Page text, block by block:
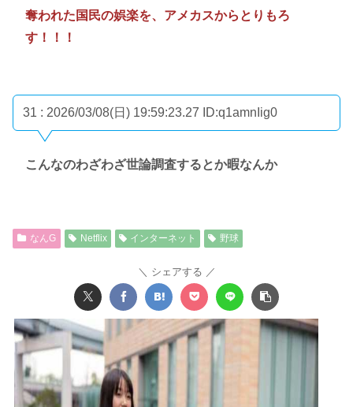
奪われた国民の娯楽を、アメカスからとりもろ
す！！！
31 : 2026/03/08(日) 19:59:23.27 ID:q1amnIig0
こんなのわざわざ世論調査するとか暇なんか
なんG Netflix インターネット 野球
シェアする